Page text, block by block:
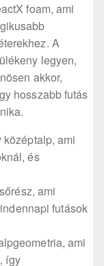
foam, ami
A
legyen,
akkor,
hosszabb futás
ami
és
ami
futások
ami
így